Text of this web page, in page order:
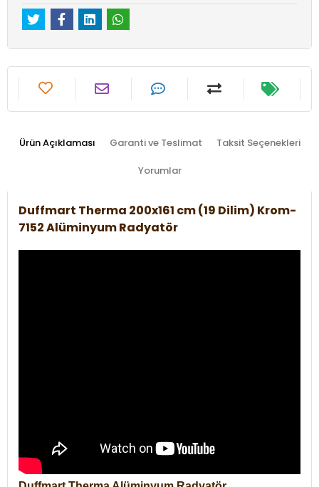
Ürün Açıklaması Garanti ve Teslimat Taksit Seçenekleri
Yorumlar
Duffmart Therma 200x161 cm (19 Dilim) Krom-
7152 Alüminyum Radyatör